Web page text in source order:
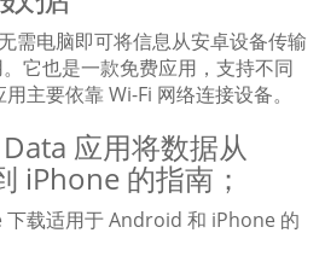
需电脑即可将信息从安卓设备传输
它也是一款免费应用，支持不同
主要依靠 Wi-Fi 网络连接设备。
应用将数据从
iPhone 的指南；
下载适用于 Android 和 iPhone 的